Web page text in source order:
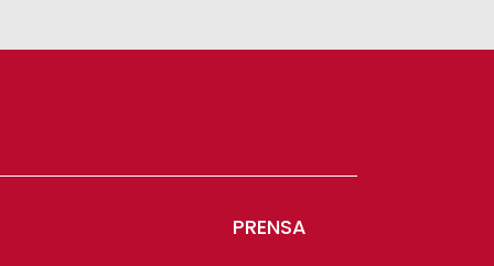
PRENSA